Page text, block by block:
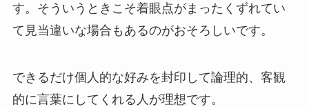
す。そういうときこそ着眼点がまったくずれてい
て見当違いな場合もあるのがおそろしいです。
できるだけ個人的な好みを封印して論理的、客観
的に言葉にしてくれる人が理想です。